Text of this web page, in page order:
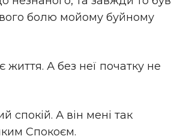
болю мойому буйному
А без неї початку не
А він мені так
Спокоєм.